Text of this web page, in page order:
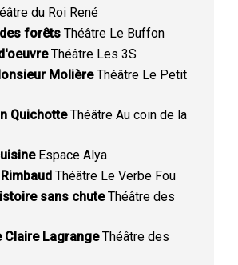
du Roi René
forêts Théâtre Le Buffon
Théâtre Les 3S
MolièreThéâtre Le Petit
QuichotteThéâtre Au coin de la
Espace Alya
Théâtre Le Verbe Fou
sans chuteThéâtre des
Claire LagrangeThéâtre des